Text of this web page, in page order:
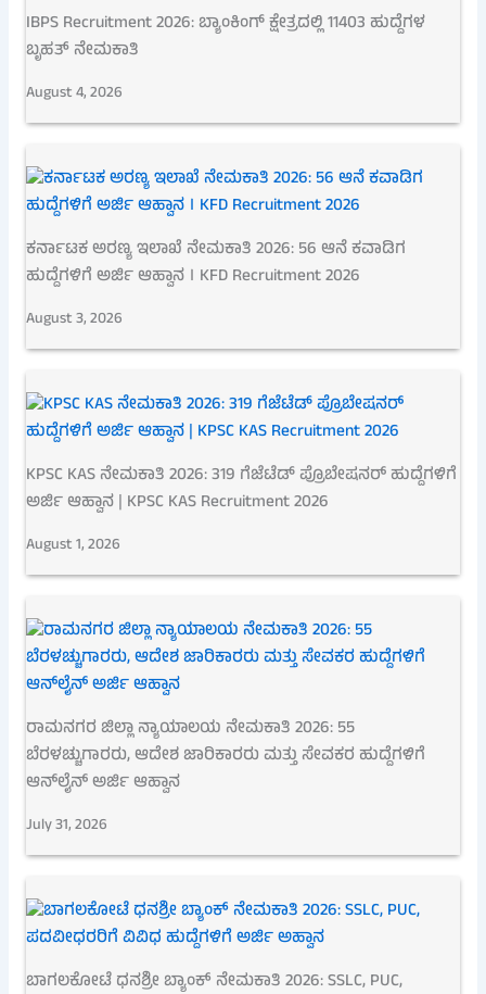
IBPS Recruitment 2026: ಬ್ಯಾಂಕಿಂಗ್ ಕ್ಷೇತ್ರದಲ್ಲಿ 11403 ಹುದ್ದೆಗಳ
ಬೃಹತ್ ನೇಮಕಾತಿ
August 4, 2026
ಕರ್ನಾಟಕ ಅರಣ್ಯ ಇಲಾಖೆ ನೇಮಕಾತಿ 2026: 56 ಆನೆ ಕವಾಡಿಗ
ಹುದ್ದೆಗಳಿಗೆ ಅರ್ಜಿ ಆಹ್ವಾನ । KFD Recruitment 2026
August 3, 2026
KPSC KAS ನೇಮಕಾತಿ 2026: 319 ಗೆಜೆಟೆಡ್ ಪ್ರೊಬೇಷನರ್ ಹುದ್ದೆಗಳಿಗೆ
ಅರ್ಜಿ ಆಹ್ವಾನ | KPSC KAS Recruitment 2026
August 1, 2026
ರಾಮನಗರ ಜಿಲ್ಲಾ ನ್ಯಾಯಾಲಯ ನೇಮಕಾತಿ 2026: 55
ಬೆರಳಚ್ಚುಗಾರರು, ಆದೇಶ ಜಾರಿಕಾರರು ಮತ್ತು ಸೇವಕರ ಹುದ್ದೆಗಳಿಗೆ
ಆನ್‌ಲೈನ್ ಅರ್ಜಿ ಆಹ್ವಾನ
July 31, 2026
ಬಾಗಲಕೋಟೆ ಧನಶ್ರೀ ಬ್ಯಾಂಕ್ ನೇಮಕಾತಿ 2026: SSLC, PUC,